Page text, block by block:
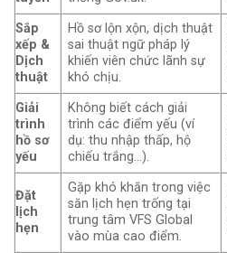
Sắp
xếp &
Dịch
thuật
Hồ sơ lộn xộn, dịch thuật
sai thuật ngữ pháp lý
khiến viên chức lãnh sự
khó chịu.
Giải
trình
hồ sơ
yếu
Không biết cách giải
trình các điểm yếu (ví
dụ: thu nhập thấp, hộ
chiếu trắng…).
Đặt
lịch
hẹn
Gặp khó khăn trong việc
săn lịch hẹn trống tại
trung tâm VFS Global
vào mùa cao điểm.